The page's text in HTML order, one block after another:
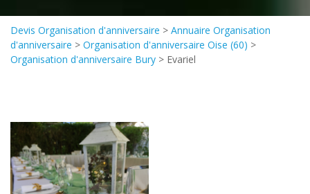
Devis Organisation d'anniversaire > Annuaire Organisation
d'anniversaire > Organisation d'anniversaire Oise (60) >
Organisation d'anniversaire Bury > Evariel